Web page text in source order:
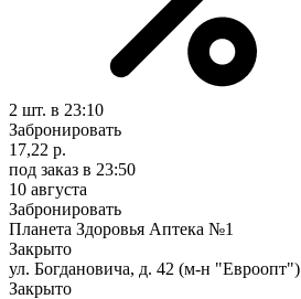
2 шт. в 23:10
Забронировать
17,22 р.
под заказ в 23:50
10 августа
Забронировать
Планета Здоровья Аптека №1
Закрыто
ул. Богдановича, д. 42 (м-н "Евроопт")
Закрыто